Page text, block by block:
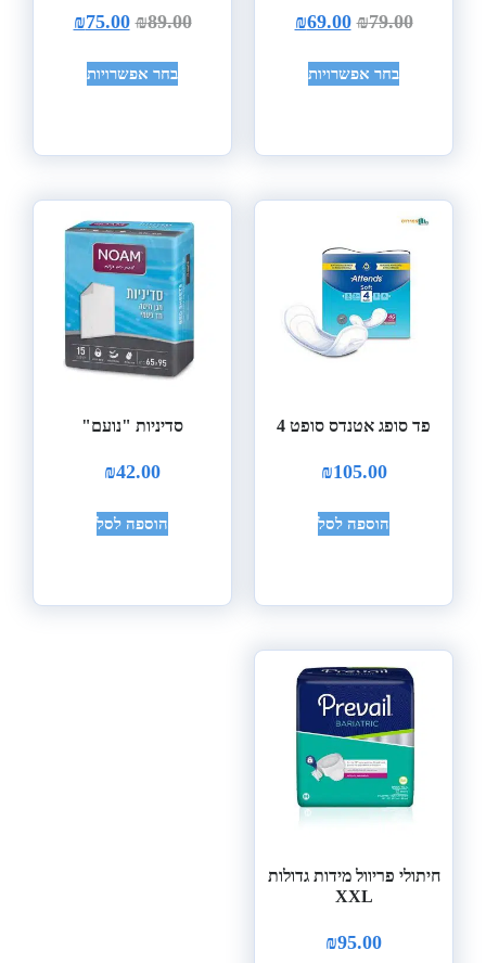
₪79.00
₪69.00
בחר אפשרויות
₪89.00
₪75.00
בחר אפשרויות
פד סופג אטנדס סופט 4
₪105.00
הוספה לסל
סדיניות "נועם"
₪42.00
הוספה לסל
חיתולי פריוול מידות גדולות
XXL
₪95.00